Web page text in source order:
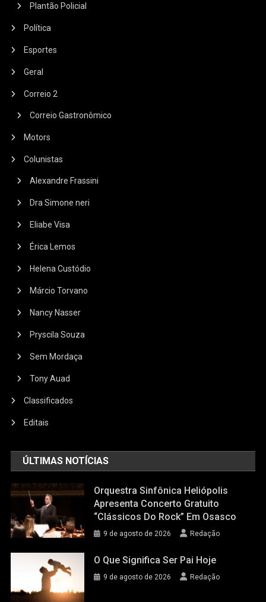
Plantão Policial
Política
Esportes
Geral
Correio 2
Correio Gastronômico
Motors
Colunistas
Alexandre Frassini
Dra Simone neri
Eliabe Visa
Érica Lemos
Helena Custódio
Márcio Torvano
Nancy Nasser
Pryscila Souza
Sem Mordaça
Tony Auad
Classificados
Editais
ÚLTIMAS NOTÍCIAS
Orquestra Sinfônica Heliópolis
Apresenta Concerto Gratuito
“Clássicos Do Rock” Em Osasco
9 de agosto de 2026 Redação
O Que Significa Ser Pai Hoje
9 de agosto de 2026 Redação